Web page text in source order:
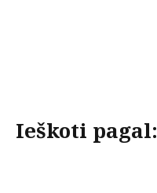
Ieškoti pagal: